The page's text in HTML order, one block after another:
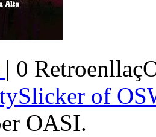
| 0
of
OASI.